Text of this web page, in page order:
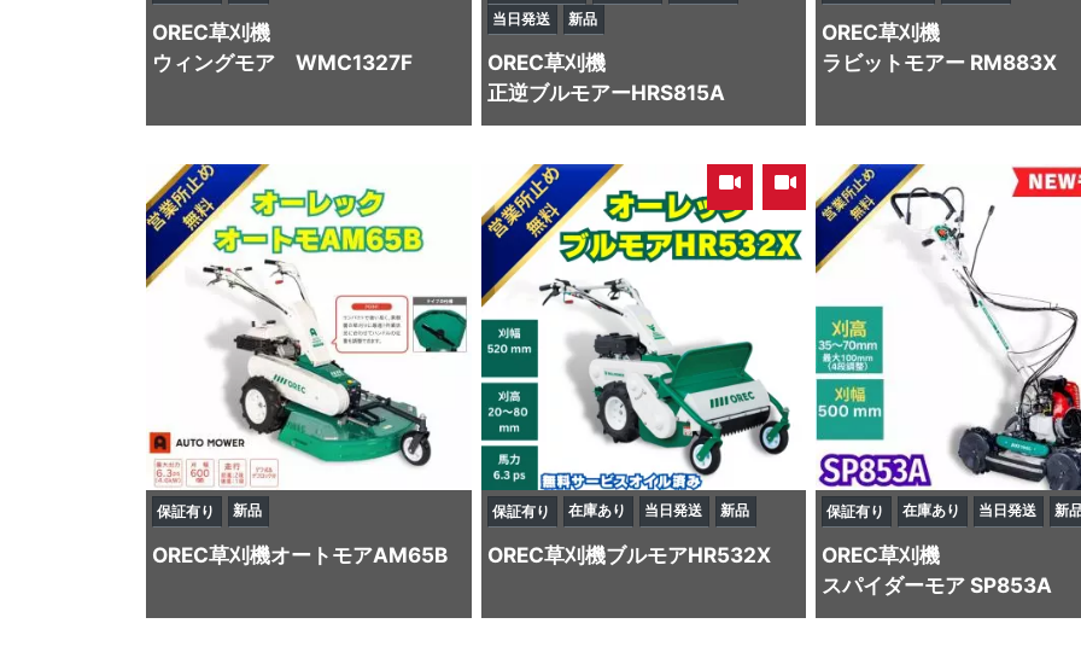
OREC草刈機
ウィングモア WMC1327F
当日発送
新品
OREC草刈機
正逆ブルモアーHRS815A
OREC草刈機
ラビットモアー RM883X
保証有り 新品
OREC草刈機オートモアAM65B
保証有り 在庫あり 当日発送 新品
OREC草刈機ブルモアHR532X
保証有り 在庫あり 当日発送 新
OREC草刈機
スパイダーモア SP853A